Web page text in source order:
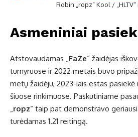
Robin „ropz“ Kool /
Asmeniniai
Atstovaudamas „FaZe“ žaidėjas
turnyruose ir 2022 metais buvo
metų žaidėju, 2023-iais estas
šiuose rinkimuose. Paskutiniame
„ropz“ taip pat demonstravo
turėdamas 1.21 reitingą.